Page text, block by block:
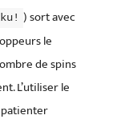
) sort avec
le
de spins
L’utiliser le
patienter